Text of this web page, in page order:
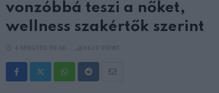
vonzóbbá teszi a nőket,
wellness szakértők szerint
WhatsappRedditShare